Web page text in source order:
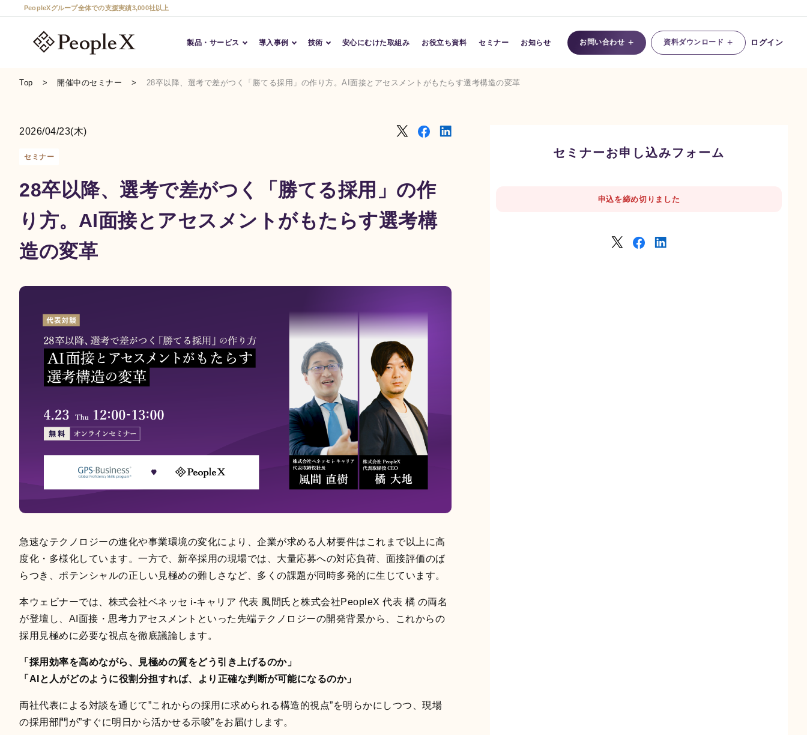
PeopleXグループ全体での支援実績3,000社以上
製品・サービス 導入事例
導入事例
技術
Conversation AI
安心にむけた取組み お役立ち資料 セミナー お知らせ お問い合わせ + 資料ダウンロード + ログイン
Top 開催中のセミナー 28卒以降、選考で差がつく「勝てる採用」の作り方。AI面接とアセスメントがもたらす選考構造の変革
2026/04/23(木)
セミナー
28卒以降、選考で差がつく「勝てる採用」の作
り方。AI面接とアセスメントがもたらす選考構
造の変革
急速なテクノロジーの進化や事業環境の変化により、企業が求める人材要件はこれまで以上に高
度化・多様化しています。一方で、新卒採用の現場では、大量応募への対応負荷、面接評価のば
らつき、ポテンシャルの正しい見極めの難しさなど、多くの課題が同時多発的に生じています。
本ウェビナーでは、株式会社ベネッセ i-キャリア 代表 風間氏と株式会社PeopleX 代表 橘 の両名
が登壇し、AI面接・思考力アセスメントといった先端テクノロジーの開発背景から、これからの
採用見極めに必要な視点を徹底議論します。
「採用効率を高めながら、見極めの質をどう引き上げるのか」
「AIと人がどのように役割分担すれば、より正確な判断が可能になるのか」
両社代表による対談を通じて”これからの採用に求められる構造的視点”を明らかにしつつ、現場
の採用部門が”すぐに明日から活かせる示唆”をお届けします。
セミナーお申し込みフォーム
申込を締め切りました